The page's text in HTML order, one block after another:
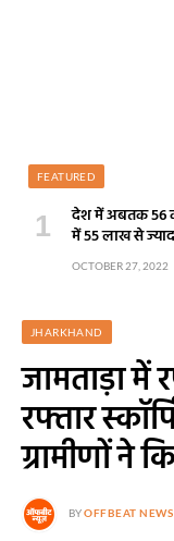
FEATURED
देश में अबतक 56
में 55 लाख से
OCTOBER 27, 2022
JHARKHAND
जामताड़ा में
रफ्तार
ग्रामीणों ने
BYOFFBEAT NEWS